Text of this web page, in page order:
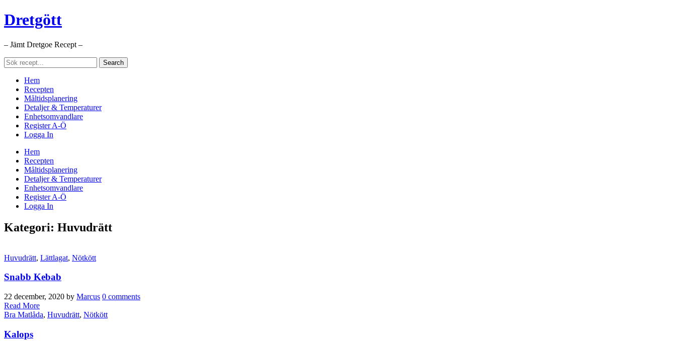
Dretgött
– Jämt Dretgoe Recept –
Hem
Recepten
Måltidsplanering
Detaljer & Temperaturer
Enhetsomvandlare
Register A-Ö
Logga In
Hem
Recepten
Måltidsplanering
Detaljer & Temperaturer
Enhetsomvandlare
Register A-Ö
Logga In
Kategori: Huvudrätt
Huvudrätt, Lättlagat, Nötkött
Snabb Kebab
22 december, 2020 by Marcus 0 comments
Read More
Bra Matlåda, Huvudrätt, Nötkött
Kalops